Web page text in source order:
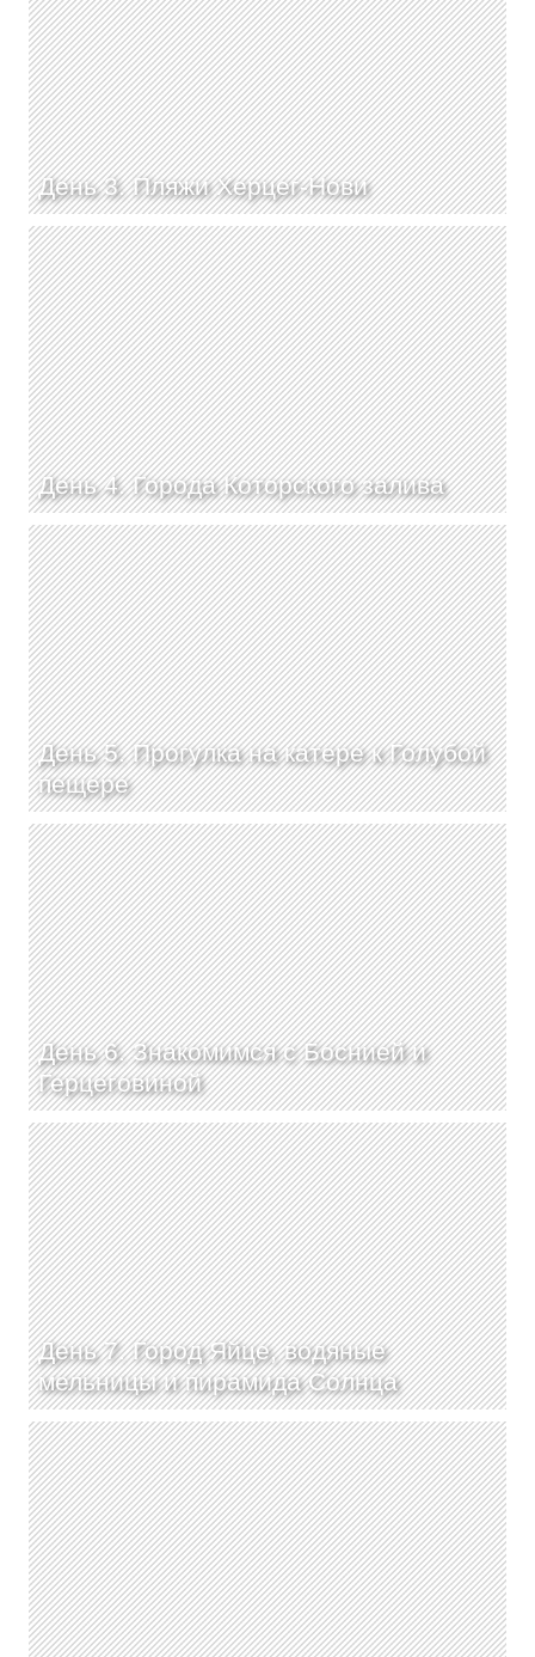
День 3. Пляжи Херцег-Нови
День 4. Города Которского залива
День 5. Прогулка на катере к Голубой
пещере
День 6. Знакомимся с Боснией и
Герцеговиной
День 7. Город Яйце, водяные
мельницы и пирамида Солнца